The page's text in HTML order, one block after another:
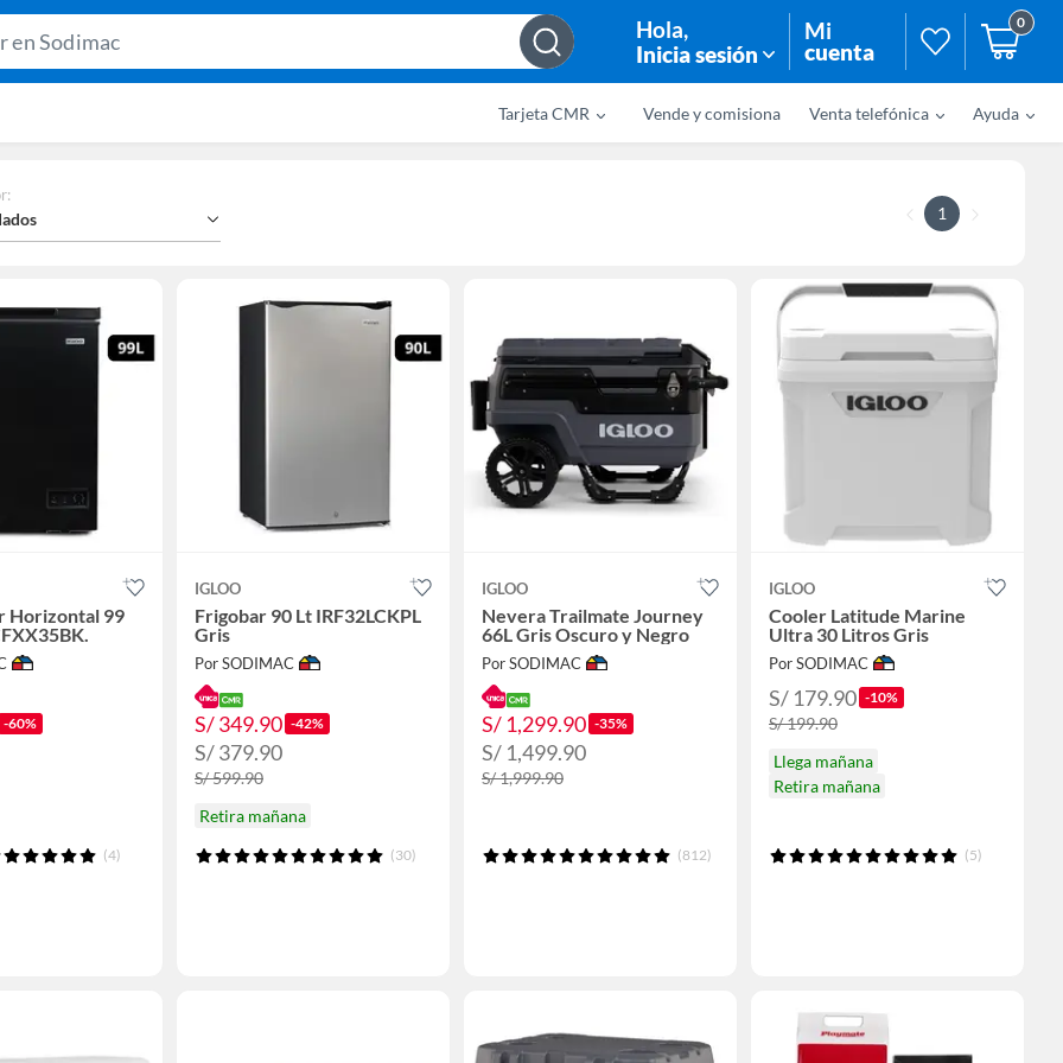
Bar
Hola,
Inicia sesión
Mi
cuenta
0
Tarjeta CMR Vende y comisiona Venta telefónica Ayuda
:
1
Horizontal 99
-60%
(4)
IGLOO
Frigobar 90 Lt IRF32LCKPL
Gris
Por SODIMAC
S/ 349.90 -42%
S/ 379.90
S/ 599.90
Retira mañana
(30)
IGLOO
Nevera Trailmate Journey
66L Gris Oscuro y Negro
Por SODIMAC
S/ 1,299.90 -35%
S/ 1,499.90
S/ 1,999.90
(812)
IGLOO
Cooler Latitude Marine
Ultra 30 Litros Gris
Por SODIMAC
S/ 179.90 -10%
S/ 199.90
Llega mañana
Retira mañana
(5)